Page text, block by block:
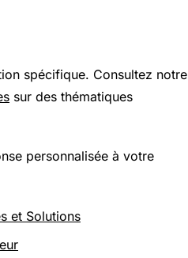
spécifique. Consultez notre
sur des thématiques
personnalisée à votre
et Solutions